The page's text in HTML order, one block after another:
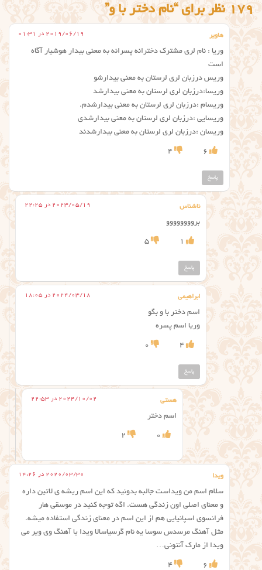
179 نظر برای “نام دختر با و”
هاویر 2019/06/19 در 01:31
وریا : نام لری مشترک دخترانه پسرانه به معنی بیدار هوشیار آگاه
است
وریس درزبان لری لرستان به معنی بیدارشو
وریسا:درزبان لری لرستان به معنی بیدارشد
وریسام :درزبان لری لرستان به معنی بیدارشدم.
وریسایی :درزبان لری لرستان به معنی بیدارشدی
وریسان :درزبان لری لرستان به معنی بیدارشدند
6
4
پاسخ
ناشناس 2023/05/19 در 22:25
بروووووووو
1
5
پاسخ
ابراهیمی 2024/03/18 در 18:05
اسم دختر با و بگو
وریا اسم پسره
4
0
پاسخ
هستی 2024/10/02 در 22:53
اسم دختر
0
2
ویدا 2020/03/30 در 14:26
سلام اسم من ویداست جالبه بدونید که این اسم ریشه ی لاتین داره
و معنای اصلی اون زندگی هست. اگه توجه کنید در موسقی هار
فرانسوی اسپانیایی هم از این اسم در معنای زندگی استفاده میشه.
مثل آهنگ مرسدس سوسا یه نام گرسیاسالا ویدا یا آهنگ وی ویر می
ویدا از مارک آنتونی…
6
4